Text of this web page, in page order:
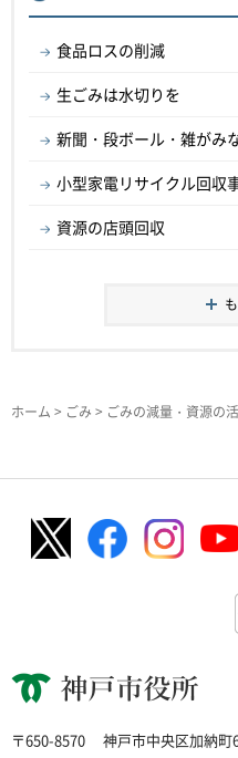
食品ロスの削減
生ごみは水切りを
新聞・段ボール・雑がみ
小型家電リサイクル回収
資源の店頭回収
ホーム > ごみ > ごみの減量・資源の
神戸市役所
〒650-8570 神戸市中央区加納町